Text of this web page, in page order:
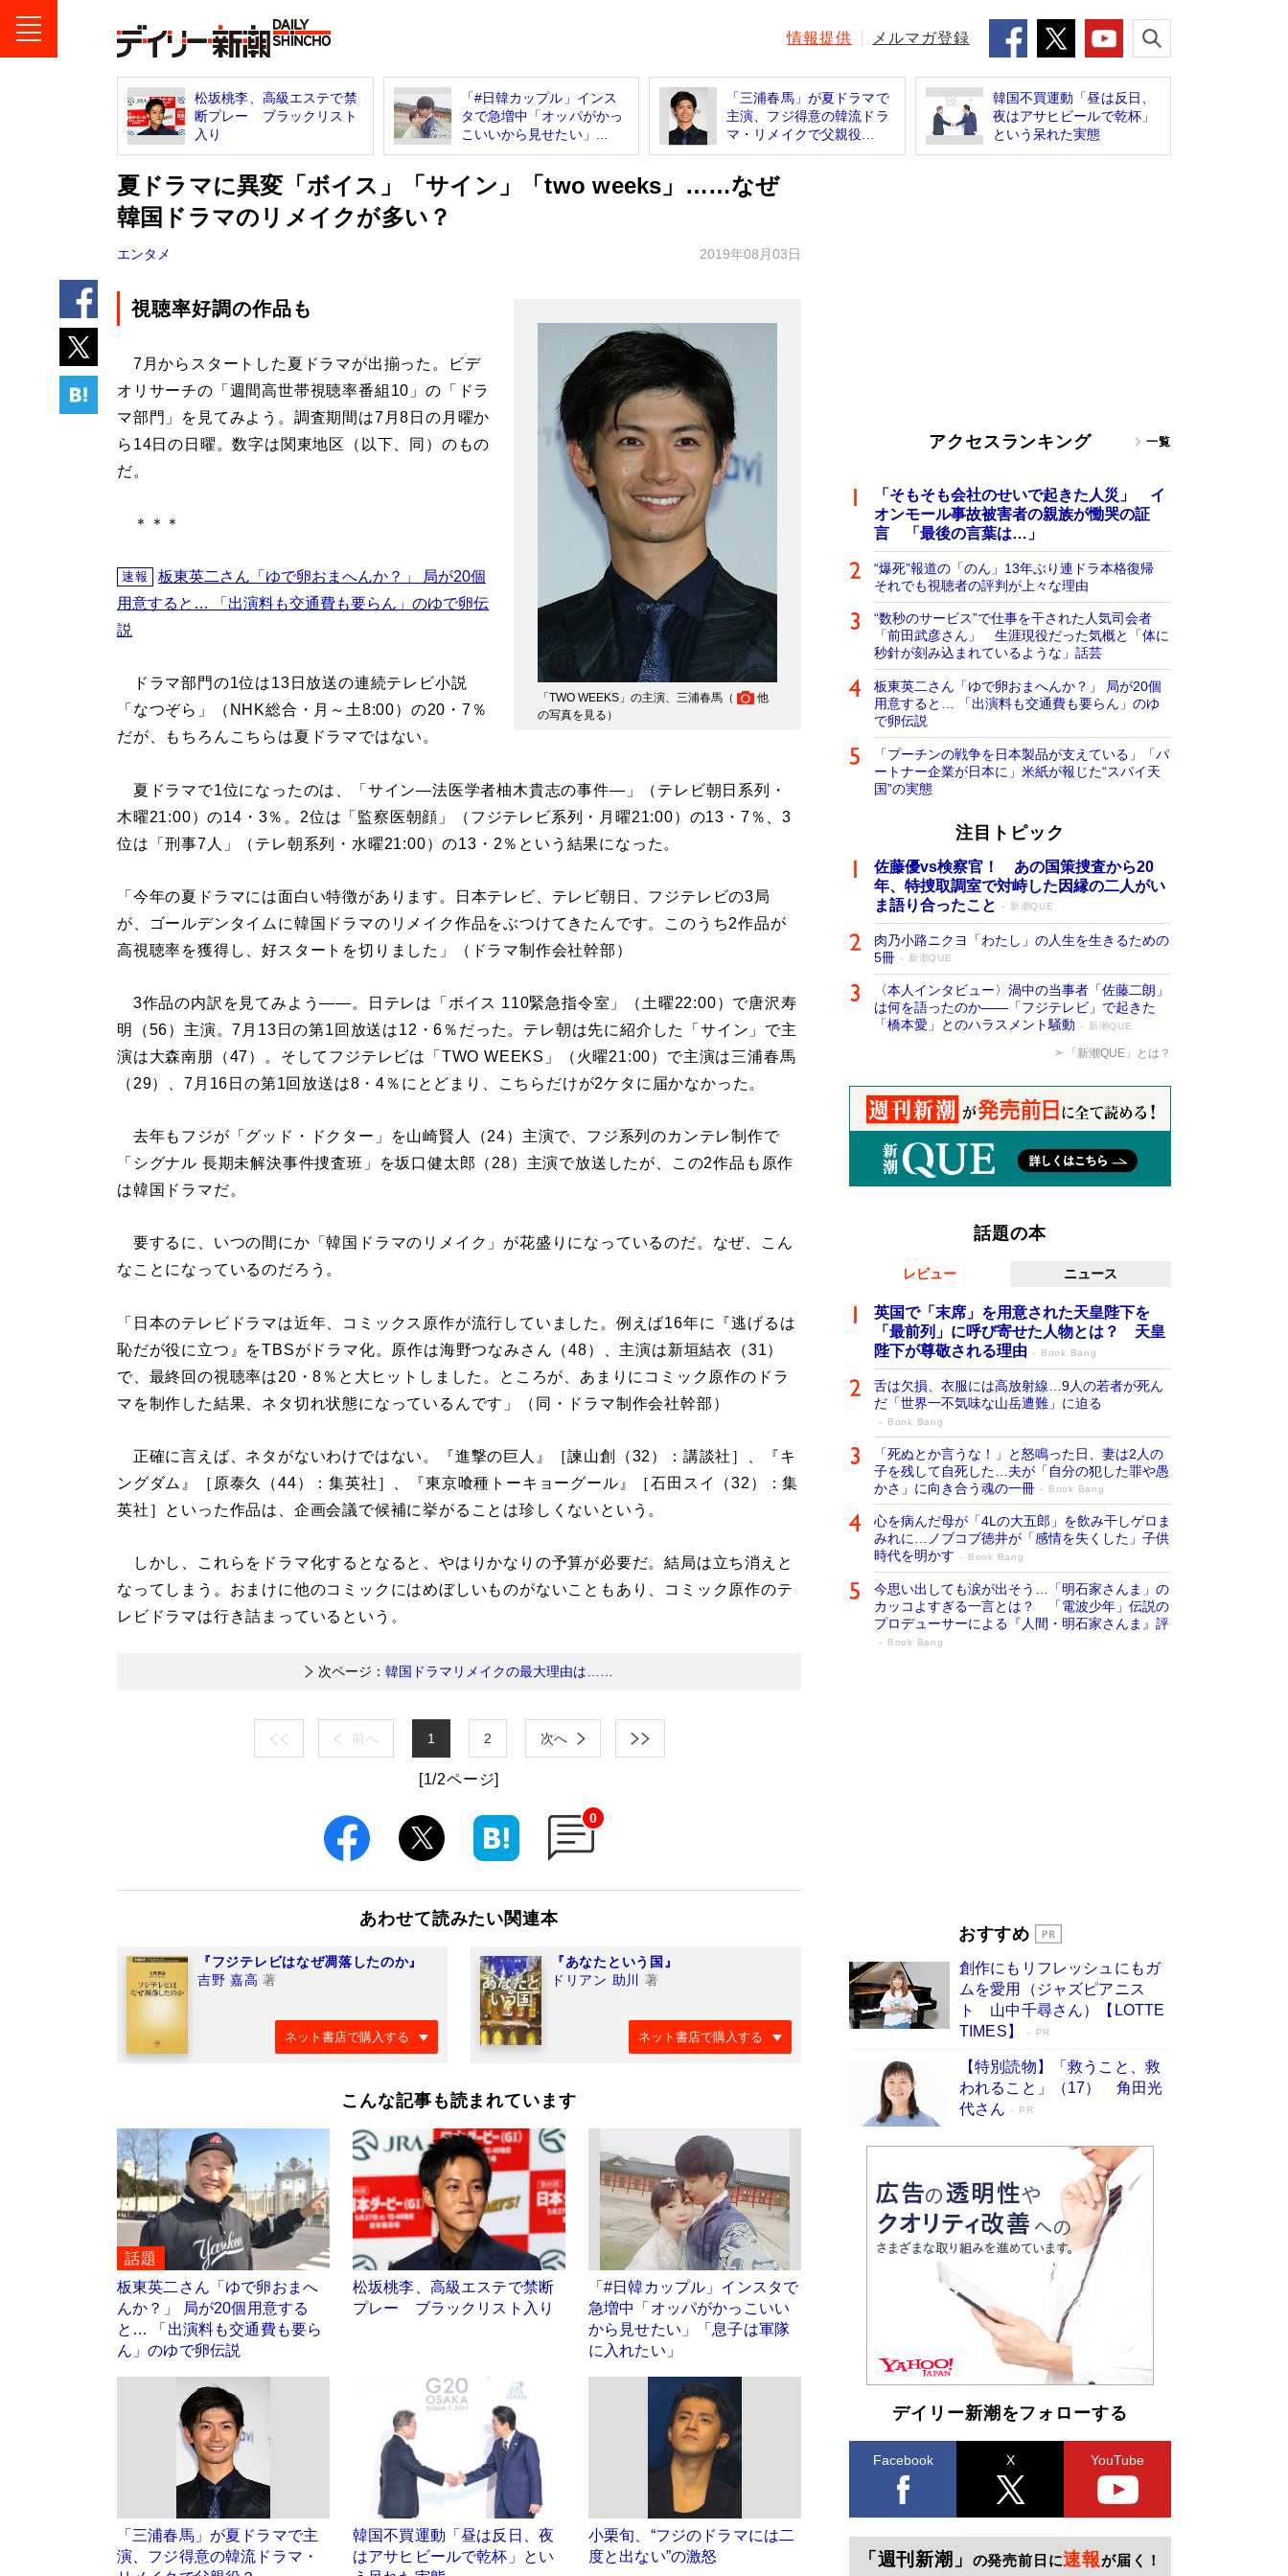
情報提供 メルマガ登録
松坂桃李、高級エステで禁
断プレー ブラックリスト
入り
「#日韓カップル」インス
タで急増中「オッパがかっ
こいいから見せたい」...
「三浦春馬」が夏ドラマで
主演、フジ得意の韓流ドラ
マ・リメイクで父親役...
韓国不買運動「昼は反日、
夜はアサヒビールで乾杯」
という呆れた実態
夏ドラマに異変「ボイス」「サイン」「two weeks」……なぜ
韓国ドラマのリメイクが多い？
エンタメ 2019年08月03日
「TWO WEEKS」の主演、三浦春馬（
他
の写真を見る ）
視聴率好調の作品も
7月からスタートした夏ドラマが出揃った。ビデ
オリサーチの「週間高世帯視聴率番組10」の「ドラ
マ部門」を見てみよう。調査期間は7月8日の月曜か
ら14日の日曜。数字は関東地区（以下、同）のもの
だ。
＊＊＊
速報
板東英二さん「ゆで卵おまへんか？」 局が20個
用意すると… 「出演料も交通費も要らん」のゆで卵伝
説
ドラマ部門の1位は13日放送の連続テレビ小説
「なつぞら」（NHK総合・月～土8:00）の20・7％
だが、もちろんこちらは夏ドラマではない。
夏ドラマで1位になったのは、「サイン―法医学者柚木貴志の事件―」（テレビ朝日系列・
木曜21:00）の14・3％。2位は「監察医朝顔」（フジテレビ系列・月曜21:00）の13・7％、3
位は「刑事7人」（テレ朝系列・水曜21:00）の13・2％という結果になった。
「今年の夏ドラマには面白い特徴があります。日本テレビ、テレビ朝日、フジテレビの3局
が、ゴールデンタイムに韓国ドラマのリメイク作品をぶつけてきたんです。このうち2作品が
高視聴率を獲得し、好スタートを切りました」（ドラマ制作会社幹部）
3作品の内訳を見てみよう――。日テレは「ボイス 110緊急指令室」（土曜22:00）で唐沢寿
明（56）主演。7月13日の第1回放送は12・6％だった。テレ朝は先に紹介した「サイン」で主
演は大森南朋（47）。そしてフジテレビは「TWO WEEKS」（火曜21:00）で主演は三浦春馬
（29）、7月16日の第1回放送は8・4％にとどまり、こちらだけが2ケタに届かなかった。
去年もフジが「グッド・ドクター」を山崎賢人（24）主演で、フジ系列のカンテレ制作で
「シグナル 長期未解決事件捜査班」を坂口健太郎（28）主演で放送したが、この2作品も原作
は韓国ドラマだ。
要するに、いつの間にか「韓国ドラマのリメイク」が花盛りになっているのだ。なぜ、こん
なことになっているのだろう。
「日本のテレビドラマは近年、コミックス原作が流行していました。例えば16年に『逃げるは
恥だが役に立つ』をTBSがドラマ化。原作は海野つなみさん（48）、主演は新垣結衣（31）
で、最終回の視聴率は20・8％と大ヒットしました。ところが、あまりにコミック原作のドラ
マを制作した結果、ネタ切れ状態になっているんです」（同・ドラマ制作会社幹部）
正確に言えば、ネタがないわけではない。『進撃の巨人』［諫山創（32）：講談社］、『キ
ングダム』［原泰久（44）：集英社］、『東京喰種トーキョーグール』［石田スイ（32）：集
英社］といった作品は、企画会議で候補に挙がることは珍しくないという。
しかし、これらをドラマ化するとなると、やはりかなりの予算が必要だ。結局は立ち消えと
なってしまう。おまけに他のコミックにはめぼしいものがないこともあり、コミック原作のテ
レビドラマは行き詰まっているという。
次ページ： 韓国ドラマリメイクの最大理由は……
前へ 1 2 次へ
[1/2ページ]
0
あわせて読みたい関連本
『フジテレビはなぜ凋落したのか』
吉野 嘉高 著
ネット書店で購入する
『あなたという国』
ドリアン 助川
著
ネット書店で購入する
こんな記事も読まれています
話題
板東英二さん「ゆで卵おまへ
んか？」 局が20個用意する
と… 「出演料も交通費も要ら
ん」のゆで卵伝説
松坂桃李、高級エステで禁断
プレー ブラックリスト入り
「#日韓カップル」インスタで
急増中「オッパがかっこいい
から見せたい」「息子は軍隊
に入れたい」
「三浦春馬」が夏ドラマで主
演、フジ得意の韓流ドラマ・
韓国不買運動「昼は反日、夜
はアサヒビールで乾杯」とい
小栗旬、“フジのドラマには二
度と出ない”の激怒
アクセスランキング 一覧
「そもそも会社のせいで起きた人災」 イ
オンモール事故被害者の親族が慟哭の証
言 「最後の言葉は…」
“爆死”報道の「のん」13年ぶり連ドラ本格復帰
それでも視聴者の評判が上々な理由
“数秒のサービス”で仕事を干された人気司会者
「前田武彦さん」 生涯現役だった気概と「体に
秒針が刻み込まれているような」話芸
板東英二さん「ゆで卵おまへんか？」 局が20個
用意すると… 「出演料も交通費も要らん」のゆ
で卵伝説
「プーチンの戦争を日本製品が支えている」「パ
ートナー企業が日本に」米紙が報じた“スパイ天
国”の実態
注目トピック
佐藤優vs検察官！ あの国策捜査から20
年、特捜取調室で対峙した因縁の二人がい
ま語り合ったこと
新潮QUE
肉乃小路ニクヨ「わたし」の人生を生きるための
5冊
新潮QUE
〈本人インタビュー〉渦中の当事者「佐藤二朗」
は何を語ったのか――「フジテレビ」で起きた
「橋本愛」とのハラスメント騒動
新潮QUE
「新潮QUE」とは？
話題の本
レビュー ニュース
英国で「末席」を用意された天皇陛下を
「最前列」に呼び寄せた人物とは？ 天皇
陛下が尊敬される理由
Book Bang
舌は欠損、衣服には高放射線…9人の若者が死ん
だ「世界一不気味な山岳遭難」に迫る
Book Bang
「死ぬとか言うな！」と怒鳴った日、妻は2人の
子を残して自死した…夫が「自分の犯した罪や愚
かさ」に向き合う魂の一冊
Book Bang
心を病んだ母が「4Lの大五郎」を飲み干しゲロま
みれに…ノブコブ徳井が「感情を失くした」子供
時代を明かす
Book Bang
今思い出しても涙が出そう…「明石家さんま」の
カッコよすぎる一言とは？ 「電波少年」伝説の
プロデューサーによる『人間・明石家さんま』評
Book Bang
俳優・高嶋政伸が家族に教わった“人を育てるコ
東野圭吾、伊坂幸太郎の人気シリーズ最新作どち
らも文庫化 映画化された直木賞受賞作もランク
イン［文庫ベストセラー］
Book Bang
おすすめ
創作にもリフレッシュにもガ
ムを愛用（ジャズピアニス
ト 山中千尋さん）【LOTTE
TIMES】
PR
【特別読物】「救うこと、救
われること」（17） 角田光
代さん
PR
デイリー新潮をフォローする
Facebook X YouTube
「週刊新潮」 の発売前日に速報が届く！